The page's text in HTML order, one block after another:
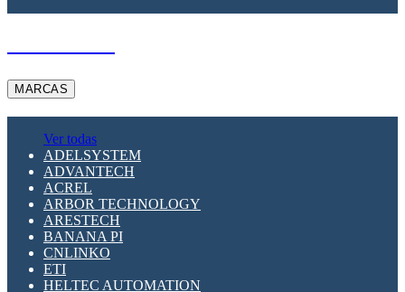
MARCAS
Ver todas
ADELSYSTEM
ADVANTECH
ACREL
ARBOR TECHNOLOGY
ARESTECH
BANANA PI
CNLINKO
ETI
HELTEC AUTOMATION